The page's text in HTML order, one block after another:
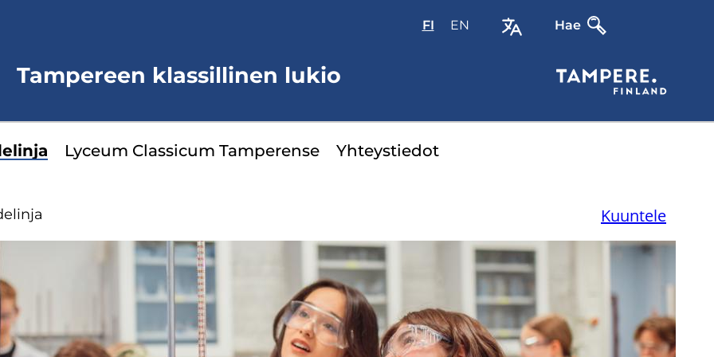
FIValitse
ENSelect
Hae
Tampereen klassillinen lukio
Lyceum Clas­sicum Tam­pe­ren­se Yh­teys­tie­dot
Kuuntele